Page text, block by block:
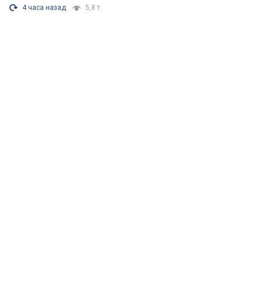
4 часа назад 5,8 т.